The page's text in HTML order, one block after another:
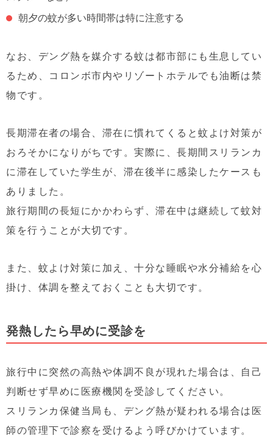
朝夕の蚊が多い時間帯は特に注意する
なお、デング熱を媒介する蚊は都市部にも生息してい
るため、コロンボ市内やリゾートホテルでも油断は禁
物です。
長期滞在者の場合、滞在に慣れてくると蚊よけ対策が
おろそかになりがちです。実際に、長期間スリランカ
に滞在していた学生が、滞在後半に感染したケースも
ありました。
旅行期間の長短にかかわらず、滞在中は継続して蚊対
策を行うことが大切です。
また、蚊よけ対策に加え、十分な睡眠や水分補給を心
掛け、体調を整えておくことも大切です。
発熱したら早めに受診を
旅行中に突然の高熱や体調不良が現れた場合は、自己
判断せず早めに医療機関を受診してください。
スリランカ保健当局も、デング熱が疑われる場合は医
師の管理下で診察を受けるよう呼びかけています。